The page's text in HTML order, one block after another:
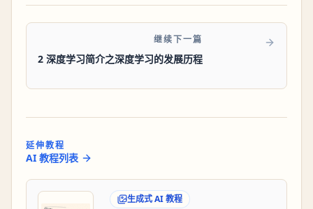
继续下一篇
2 深度学习简介之深度学习的发展历程
延伸教程
AI 教程列表
生成式 AI 教程